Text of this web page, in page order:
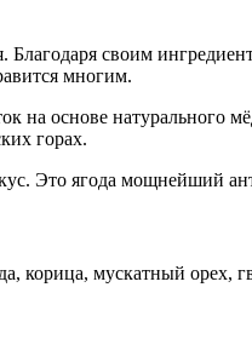
своим
многим.
основе натурального
горах.
Это ягода мощнейший
корица, мускатный орех,